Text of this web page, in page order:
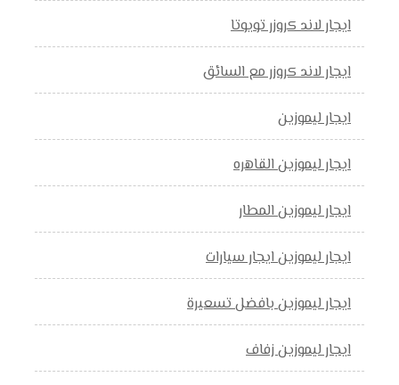
ايجار لاند كروزر تويوتا
ايجار لاند كروزر مع السائق
ايجار ليموزين
ايجار ليموزين القاهره
ايجار ليموزين المطار
ايجار ليموزين ايجار سيارات
ايجار ليموزين بافضل تسعيرة
ايجار ليموزين زفاف